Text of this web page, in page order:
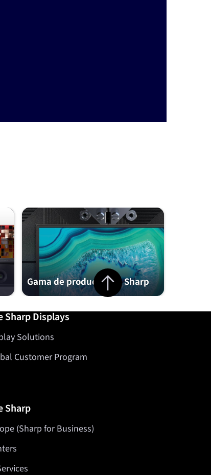
Gama de productos de Sharp
Jump to top of page
Sharp Displays
Solutions
Customer Program
Sharp
(Sharp for Business)